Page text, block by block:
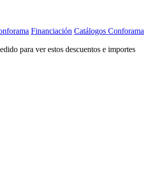
Financiación Catálogos Conforama
para ver estos descuentos e importes